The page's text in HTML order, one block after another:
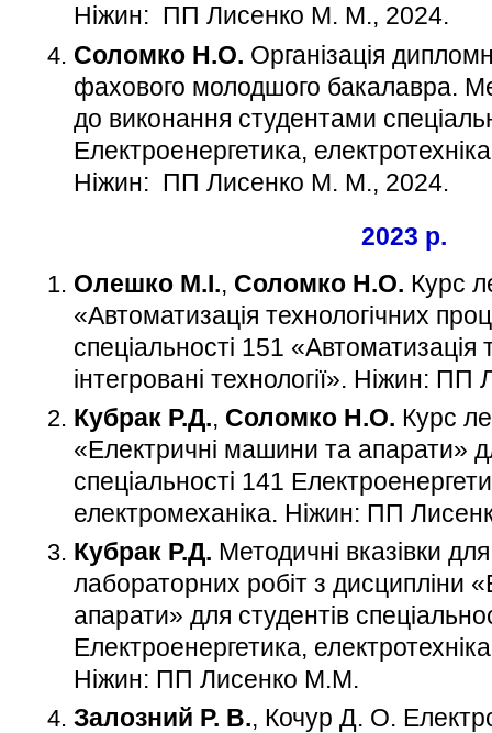
Ніжин: ПП Лисенко М. М., 2024.
Соломко Н.О. Організація
фахового молодшого бакалавра.
до виконання студентами
Електроенергетика,
Ніжин: ПП Лисенко М. М., 2024.
2023 р.
Олешко М.І., Соломко Н.О. Курс
«Автоматизація технологічних
спеціальності 151 «Автоматизація
інтегровані технології». Ніжин:
Кубрак Р.Д., Соломко Н.О. Курс
«Електричні машини та апарати»
спеціальності 141
електромеханіка. Ніжин: ПП
Кубрак Р.Д. Методичні вказівки
лабораторних робіт з дисципліни
апарати» для студентів
Електроенергетика,
Ніжин: ПП Лисенко М.М.
Залозний Р. В., Кочур Д. О.